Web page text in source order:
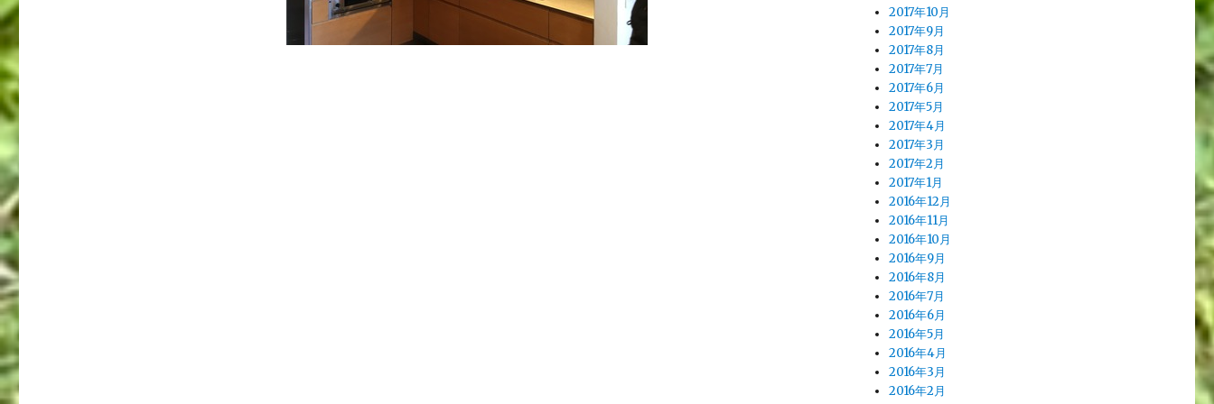
2017年10月
2017年9月
2017年8月
2017年7月
2017年6月
2017年5月
2017年4月
2017年3月
2017年2月
2017年1月
2016年12月
2016年11月
2016年10月
2016年9月
2016年8月
2016年7月
2016年6月
2016年5月
2016年4月
2016年3月
2016年2月